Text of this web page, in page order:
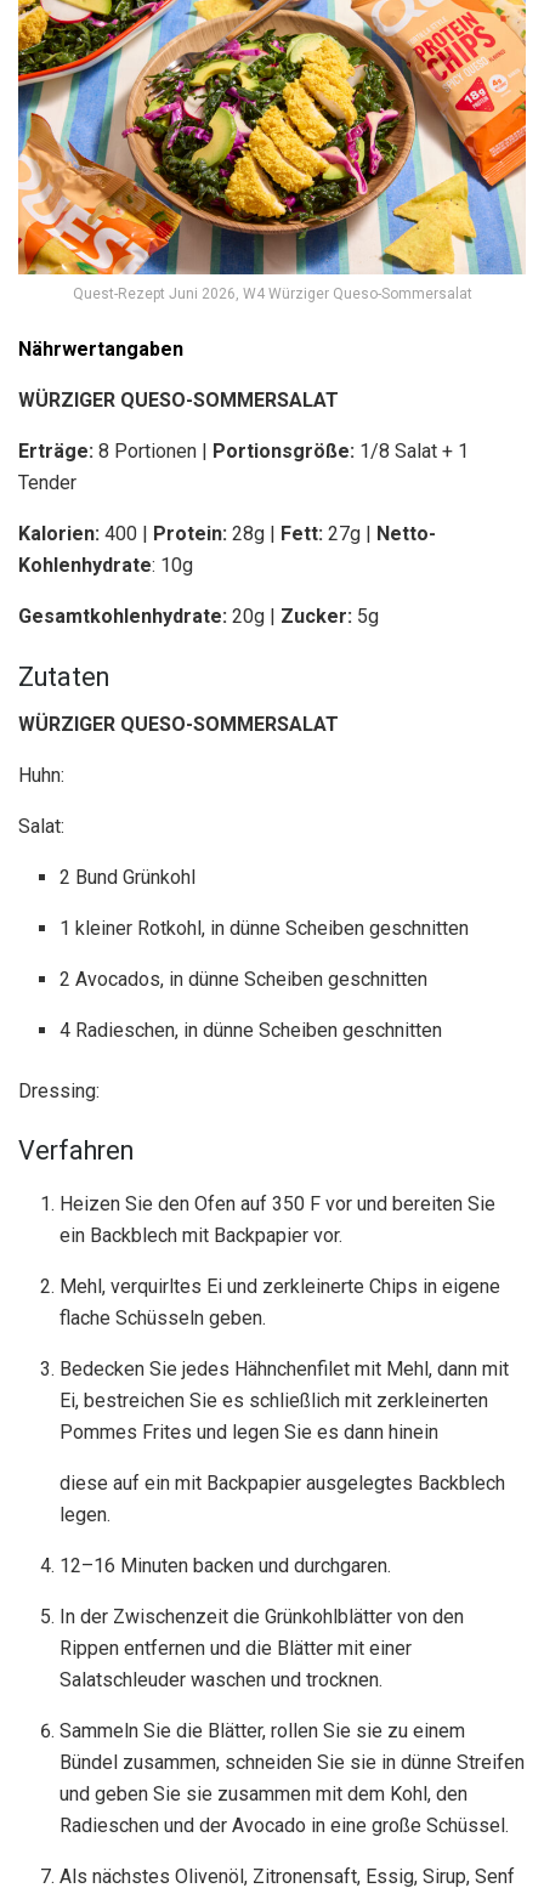
Quest-Rezept Juni 2026, W4 Würziger Queso-Sommersalat
Nährwertangaben
WÜRZIGER QUESO-SOMMERSALAT
Erträge: 8 Portionen | Portionsgröße: 1/8 Salat + 1
Tender
Kalorien: 400 | Protein: 28g Fett: 27g |
Netto-
Kohlenhydrate: 10g
Gesamtkohlenhydrate: 20g | Zucker: 5g
Zutaten
WÜRZIGER QUESO-SOMMERSALAT
Huhn:
Salat:
2 Bund Grünkohl
1 kleiner Rotkohl, in dünne Scheiben geschnitten
2 Avocados, in dünne Scheiben geschnitten
4 Radieschen, in dünne Scheiben geschnitten
Dressing:
Verfahren
Heizen Sie den Ofen auf 350 F vor und bereiten Sie
ein Backblech mit Backpapier vor.
Mehl, verquirltes Ei und zerkleinerte Chips in eigene
flache Schüsseln geben.
Bedecken Sie jedes Hähnchenfilet mit Mehl, dann mit
Ei, bestreichen Sie es schließlich mit zerkleinerten
Pommes Frites und legen Sie es dann hinein
diese auf ein mit Backpapier ausgelegtes Backblech
legen.
12–16 Minuten backen und durchgaren.
In der Zwischenzeit die Grünkohlblätter von den
Rippen entfernen und die Blätter mit einer
Salatschleuder waschen und trocknen.
Sammeln Sie die Blätter, rollen Sie sie zu einem
Bündel zusammen, schneiden Sie sie in dünne Streifen
und geben Sie sie zusammen mit dem Kohl, den
Radieschen und der Avocado in eine große Schüssel.
Als nächstes Olivenöl, Zitronensaft, Essig, Sirup, Senf